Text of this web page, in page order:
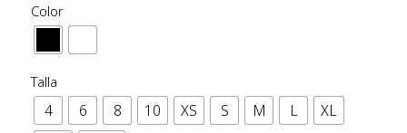
Color
Talla
4 6 8 10 XS S M L
XL